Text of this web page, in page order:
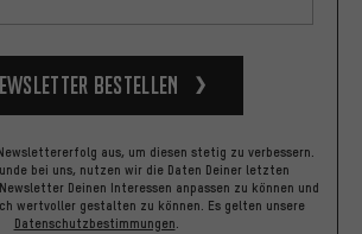
bestellen
aus, um diesen stetig zu verbessern.
bei uns, nutzen wir die Daten Deiner letzten
Deinen Interessen anpassen zu können und
wertvoller gestalten zu können. Es gelten unsere
Datenschutzbestimmungen.